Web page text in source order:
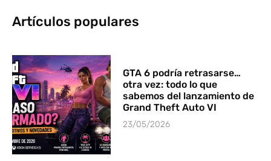
Artículos populares
GTA 6 podría retrasarse…
otra vez: todo lo que
sabemos del lanzamiento de
Grand Theft Auto VI
23/05/2026